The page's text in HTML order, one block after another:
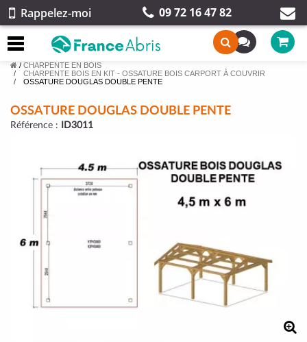
Rappelez-moi 09 72 16 47 82
/ CHARPENTE EN BOIS
CHARPENTE BOIS EN KIT - OSSATURE BOIS CARPORT À COUVRIR
OSSATURE DOUGLAS DOUBLE PENTE
OSSATURE DOUGLAS DOUBLE PENTE
Référence : ID3011